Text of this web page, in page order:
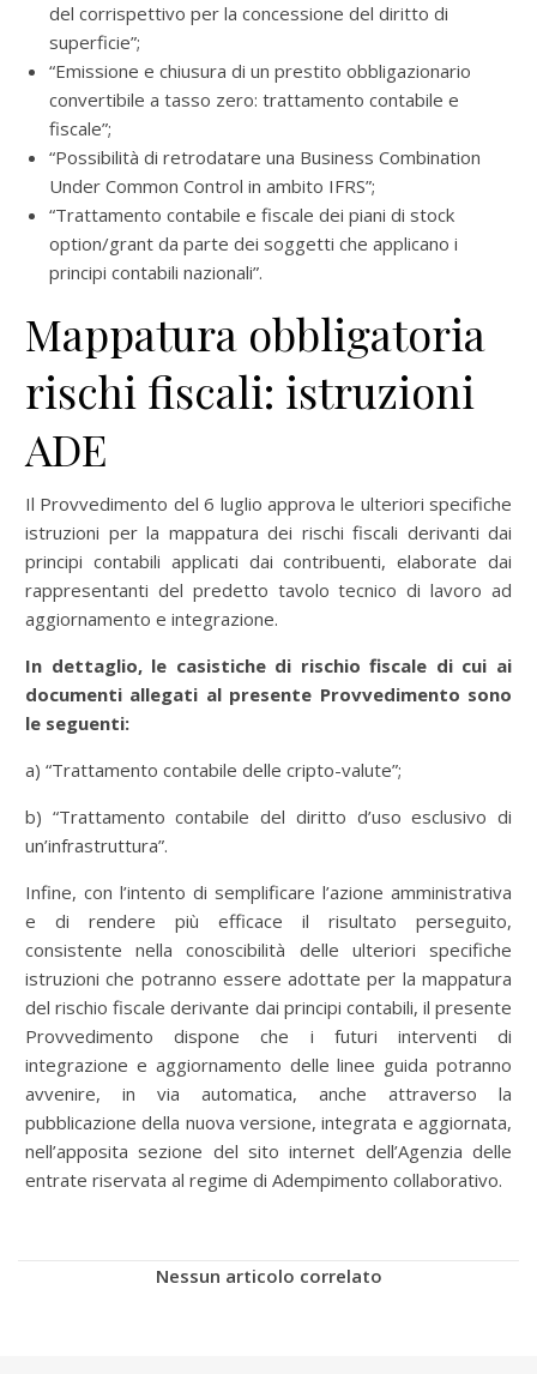
del corrispettivo per la concessione del diritto di
superficie”;
“Emissione e chiusura di un prestito obbligazionario
convertibile a tasso zero: trattamento contabile e
fiscale”;
“Possibilità di retrodatare una Business Combination
Under Common Control in ambito IFRS”;
“Trattamento contabile e fiscale dei piani di stock
option/grant da parte dei soggetti che applicano i
principi contabili nazionali”.
Mappatura obbligatoria
rischi fiscali: istruzioni
ADE
Il Provvedimento del 6 luglio approva le ulteriori specifiche
istruzioni per la mappatura dei rischi fiscali derivanti dai
principi contabili applicati dai contribuenti, elaborate dai
rappresentanti del predetto tavolo tecnico di lavoro ad
aggiornamento e integrazione.
In dettaglio, le casistiche di rischio fiscale di cui ai
documenti allegati al presente Provvedimento sono
le seguenti:
a) “Trattamento contabile delle cripto-valute”;
b) “Trattamento contabile del diritto d’uso esclusivo di
un’infrastruttura”.
Infine, con l’intento di semplificare l’azione amministrativa
e di rendere più efficace il risultato perseguito,
consistente nella conoscibilità delle ulteriori specifiche
istruzioni che potranno essere adottate per la mappatura
del rischio fiscale derivante dai principi contabili, il presente
Provvedimento dispone che i futuri interventi di
integrazione e aggiornamento delle linee guida potranno
avvenire, in via automatica, anche attraverso la
pubblicazione della nuova versione, integrata e aggiornata,
nell’apposita sezione del sito internet dell’Agenzia delle
entrate riservata al regime di Adempimento collaborativo.
Nessun articolo correlato